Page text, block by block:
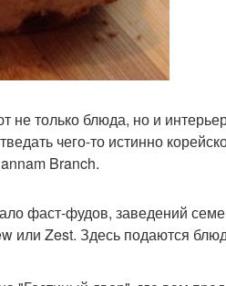
только блюда, но и
чего-то истинно
Branch.
фаст-фудов, заведений
или Zest. Здесь подаются